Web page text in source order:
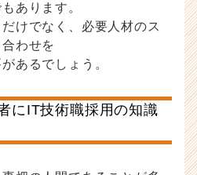
あります。
けでなく、必要人材のス
わせを
あるでしょう。
にIT技術職採用の知識